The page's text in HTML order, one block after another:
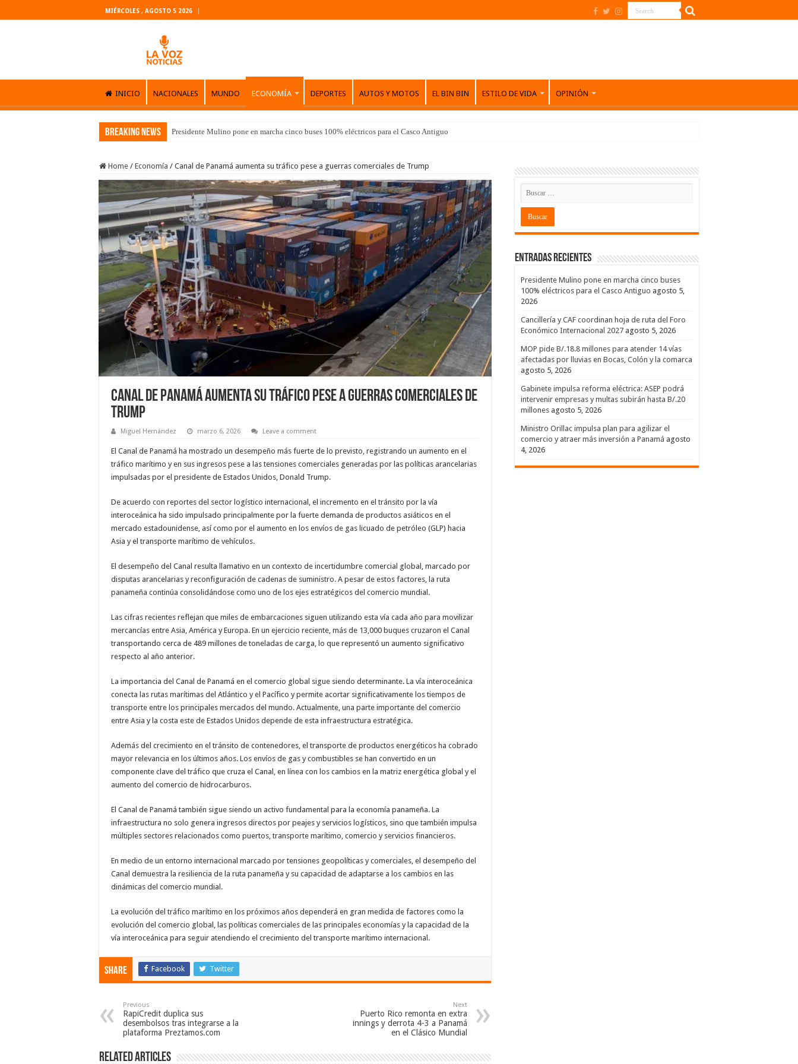
MIÉRCOLES , AGOSTO 5 2026
INICIO NACIONALES MUNDO ECONOMÍA DEPORTES AUTOS Y MOTOS EL BIN BIN ESTILO DE VIDA OPINIÓN
Breaking News Presidente Mulino pone en marcha cinco buses 100% eléctricos para el Casco Antiguo
Home / Economía / Canal de Panamá aumenta su tráfico pese a guerras comerciales de Trump
Canal de Panamá aumenta su tráfico pese a guerras comerciales de
Trump
Miguel Hernández marzo 6, 2026 Leave a comment
El Canal de Panamá ha mostrado un desempeño más fuerte de lo previsto, registrando un aumento en el
tráfico marítimo y en sus ingresos pese a las tensiones comerciales generadas por las políticas arancelarias
impulsadas por el presidente de Estados Unidos, Donald Trump.
De acuerdo con reportes del sector logístico internacional, el incremento en el tránsito por la vía
interoceánica ha sido impulsado principalmente por la fuerte demanda de productos asiáticos en el
mercado estadounidense, así como por el aumento en los envíos de gas licuado de petróleo (GLP) hacia
Asia y el transporte marítimo de vehículos.
El desempeño del Canal resulta llamativo en un contexto de incertidumbre comercial global, marcado por
disputas arancelarias y reconfiguración de cadenas de suministro. A pesar de estos factores, la ruta
panameña continúa consolidándose como uno de los ejes estratégicos del comercio mundial.
Las cifras recientes reflejan que miles de embarcaciones siguen utilizando esta vía cada año para movilizar
mercancías entre Asia, América y Europa. En un ejercicio reciente, más de 13,000 buques cruzaron el Canal
transportando cerca de 489 millones de toneladas de carga, lo que representó un aumento significativo
respecto al año anterior.
La importancia del Canal de Panamá en el comercio global sigue siendo determinante. La vía interoceánica
conecta las rutas marítimas del Atlántico y el Pacífico y permite acortar significativamente los tiempos de
transporte entre los principales mercados del mundo. Actualmente, una parte importante del comercio
entre Asia y la costa este de Estados Unidos depende de esta infraestructura estratégica.
Además del crecimiento en el tránsito de contenedores, el transporte de productos energéticos ha cobrado
mayor relevancia en los últimos años. Los envíos de gas y combustibles se han convertido en un
componente clave del tráfico que cruza el Canal, en línea con los cambios en la matriz energética global y el
aumento del comercio de hidrocarburos.
El Canal de Panamá también sigue siendo un activo fundamental para la economía panameña. La
infraestructura no solo genera ingresos directos por peajes y servicios logísticos, sino que también impulsa
múltiples sectores relacionados como puertos, transporte marítimo, comercio y servicios financieros.
En medio de un entorno internacional marcado por tensiones geopolíticas y comerciales, el desempeño del
Canal demuestra la resiliencia de la ruta panameña y su capacidad de adaptarse a los cambios en las
dinámicas del comercio mundial.
La evolución del tráfico marítimo en los próximos años dependerá en gran medida de factores como la
evolución del comercio global, las políticas comerciales de las principales economías y la capacidad de la
vía interoceánica para seguir atendiendo el crecimiento del transporte marítimo internacional.
Share Facebook Twitter
Previous
RapiCredit duplica sus
desembolsos tras integrarse a la
plataforma Preztamos.com
Next
Puerto Rico remonta en extra
innings y derrota 4-3 a Panamá
en el Clásico Mundial
Related Articles
Entradas recientes
Presidente Mulino pone en marcha cinco buses
100% eléctricos para el Casco Antiguo agosto 5,
2026
Cancillería y CAF coordinan hoja de ruta del Foro
Económico Internacional 2027 agosto 5, 2026
MOP pide B/.18.8 millones para atender 14 vías
afectadas por lluvias en Bocas, Colón y la comarca
agosto 5, 2026
Gabinete impulsa reforma eléctrica: ASEP podrá
intervenir empresas y multas subirán hasta B/.20
millones agosto 5, 2026
Ministro Orillac impulsa plan para agilizar el
comercio y atraer más inversión a Panamá agosto
4, 2026